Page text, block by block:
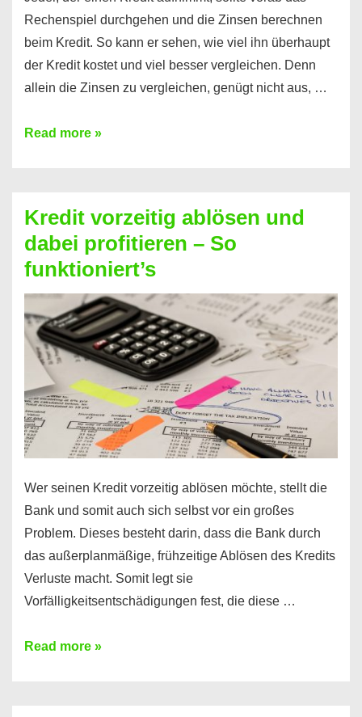
Rechenspiel durchgehen und die Zinsen berechnen
beim Kredit. So kann er sehen, wie viel ihn überhaupt
der Kredit kostet und viel besser vergleichen. Denn
allein die Zinsen zu vergleichen, genügt nicht aus, …
Ganz
Kredit
berechnen
–
Mit
diesen
Regeln!
Read more »
Kredit vorzeitig ablösen und
dabei profitieren – So
funktioniert’s
Wer seinen Kredit vorzeitig ablösen möchte, stellt die
Bank und somit auch sich selbst vor ein großes
Problem. Dieses besteht darin, dass die Bank durch
das außerplanmäßige, frühzeitige Ablösen des Kredits
Verluste macht. Somit legt sie
Vorfälligkeitsentschädigungen fest, die diese …
Kredit
Read more »